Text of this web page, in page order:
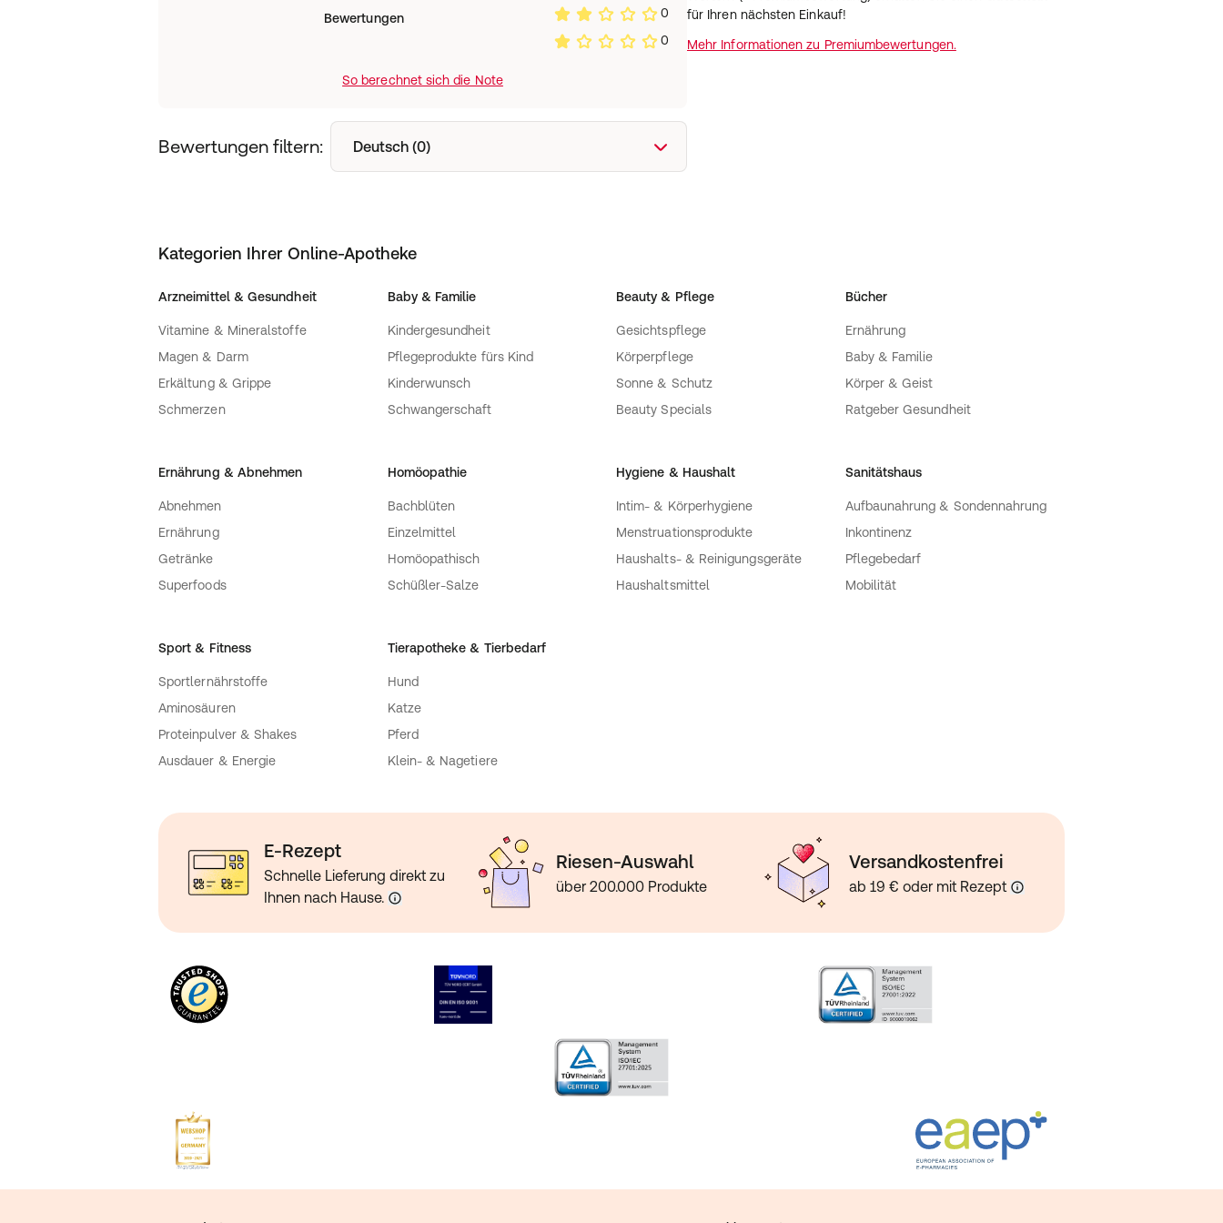
Bewertungen
0
0
So berechnet sich die Note
Bewertungen filtern: Deutsch (0)
für Ihren nächsten Einkauf!
Mehr Informationen zu Premiumbewertungen.
Kategorien Ihrer Online-Apotheke
Arzneimittel & Gesundheit
Vitamine & Mineralstoffe
Magen & Darm
Erkältung & Grippe
Schmerzen
Baby & Familie
Kindergesundheit
Pflegeprodukte fürs Kind
Kinderwunsch
Schwangerschaft
Beauty & Pflege
Gesichtspflege
Körperpflege
Sonne & Schutz
Beauty Specials
Bücher
Ernährung
Baby & Familie
Körper & Geist
Ratgeber Gesundheit
Ernährung & Abnehmen
Abnehmen
Ernährung
Getränke
Superfoods
Homöopathie
Bachblüten
Einzelmittel
Homöopathisch
Schüßler-Salze
Hygiene & Haushalt
Intim- & Körperhygiene
Menstruationsprodukte
Haushalts- & Reinigungsgeräte
Haushaltsmittel
Sanitätshaus
Aufbaunahrung & Sondennahrung
Inkontinenz
Pflegebedarf
Mobilität
Sport & Fitness
Sportlernährstoffe
Aminosäuren
Proteinpulver & Shakes
Ausdauer & Energie
Tierapotheke & Tierbedarf
Hund
Katze
Pferd
Klein- & Nagetiere
E-Rezept
Schnelle Lieferung direkt zu
Ihnen nach Hause.
Riesen-Auswahl
über 200.000 Produkte
Versandkostenfrei
ab 19 € oder mit Rezept